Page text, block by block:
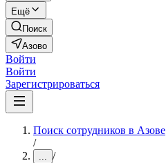
Ещё
Поиск
Азово
Войти
Войти
Зарегистрироваться
Поиск сотрудников в Азове
/
... /